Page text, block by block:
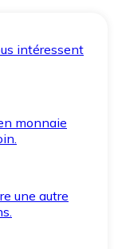
intéressent
monnaie
une autre